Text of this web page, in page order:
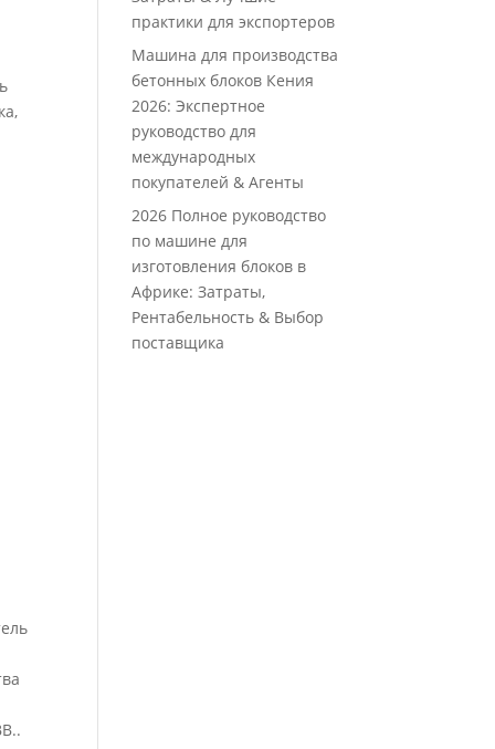
практики для экспортеров
Машина для производства
бетонных блоков Кения
2026: Экспертное
руководство для
международных
покупателей & Агенты
2026 Полное руководство
по машине для
изготовления блоков в
Африке: Затраты,
Рентабельность & Выбор
поставщика